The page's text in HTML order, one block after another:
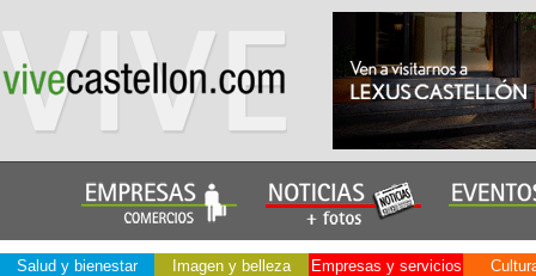
Salud y bienestar Imagen y belleza Empresas y servicios